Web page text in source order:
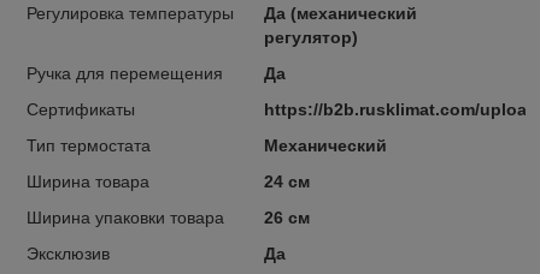
Регулировка температуры
Да (механический
регулятор)
Ручка для перемещения
Да
Сертификаты
https://b2b.rusklimat.com/
Тип термостата
Механический
Ширина товара
24 см
Ширина упаковки товара
26 см
Эксклюзив
Да